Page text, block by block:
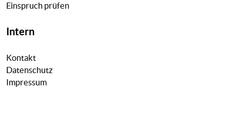
Einspruch prüfen
Intern
Kontakt
Datenschutz
Impressum